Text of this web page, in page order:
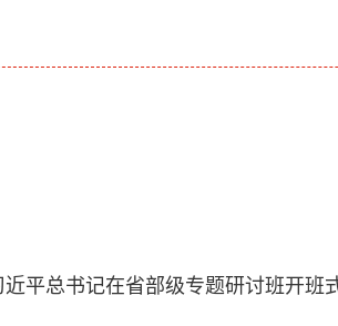
平总书记在省部级专题研讨班开班